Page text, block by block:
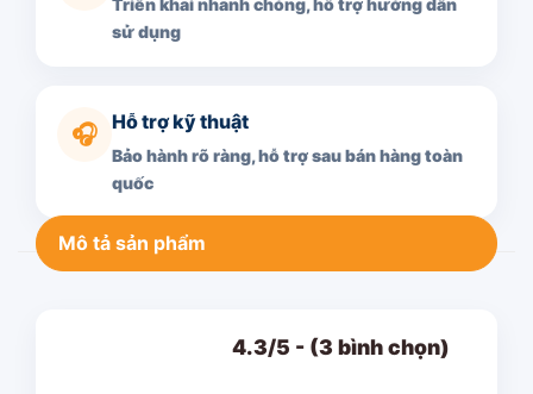
sử dụng
🎧 Hỗ trợ kỹ thuật
Bảo hành rõ ràng, hỗ trợ sau bán hàng toàn
quốc
Mô tả sản phẩm
4.3/5 - (3 bình chọn)